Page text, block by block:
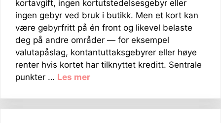
kortavgift, ingen kortutstedelsesgebyr eller
ingen gebyr ved bruk i butikk. Men et kort kan
være gebyrfritt på én front og likevel belaste
deg på andre områder — for eksempel
valutapåslag, kontantuttaksgebyrer eller høye
renter hvis kortet har tilknyttet kreditt. Sentrale
punkter … Les mer